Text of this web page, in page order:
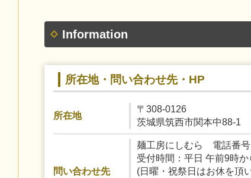
Information
所在地・問い合わせ先・HP
所在地
〒308-0126
茨城県筑西市関本中88-1
問い合わせ先
麺工房にしむら 電話番
受付時間：平日 午前9時
(日曜・祝祭日はお休を頂